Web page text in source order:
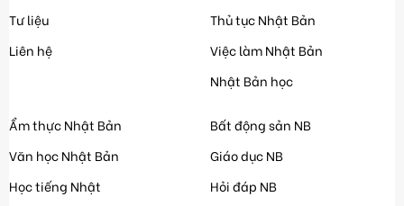
Tư liệu
Liên hệ
Thủ tục Nhật Bản
Việc làm Nhật Bản
Nhật Bản học
Ẩm thực Nhật Bản
Văn học Nhật Bản
Học tiếng Nhật
Bất động sản NB
Giáo dục NB
Hỏi đáp NB